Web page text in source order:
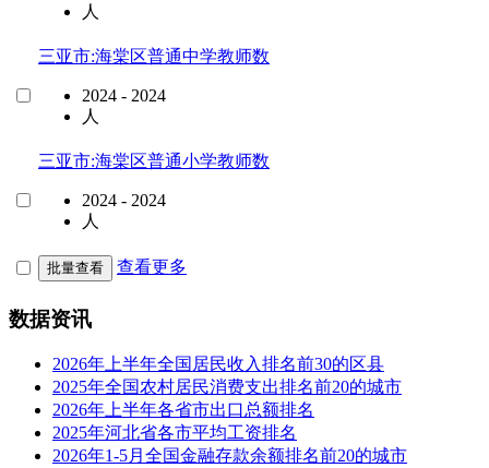
人
三亚市:海棠区普通中学教师数
2024 - 2024
人
三亚市:海棠区普通小学教师数
2024 - 2024
人
批量查看 查看更多
数据资讯
2026年上半年全国居民收入排名前30的区县
2025年全国农村居民消费支出排名前20的城市
2026年上半年各省市出口总额排名
2025年河北省各市平均工资排名
2026年1-5月全国金融存款余额排名前20的城市